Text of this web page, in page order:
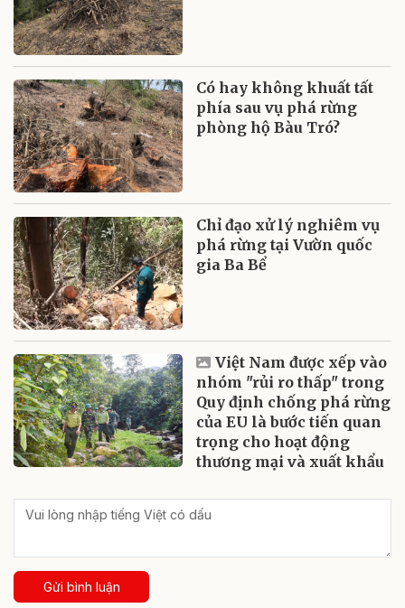
Có hay không khuất tất
phía sau vụ phá rừng
phòng hộ Bàu Tró?
Chỉ đạo xử lý nghiêm vụ
phá rừng tại Vườn quốc
gia Ba Bể
Việt Nam được xếp vào
nhóm "rủi ro thấp" trong
Quy định chống phá rừng
của EU là bước tiến quan
trọng cho hoạt động
thương mại và xuất khẩu
Gửi bình luận